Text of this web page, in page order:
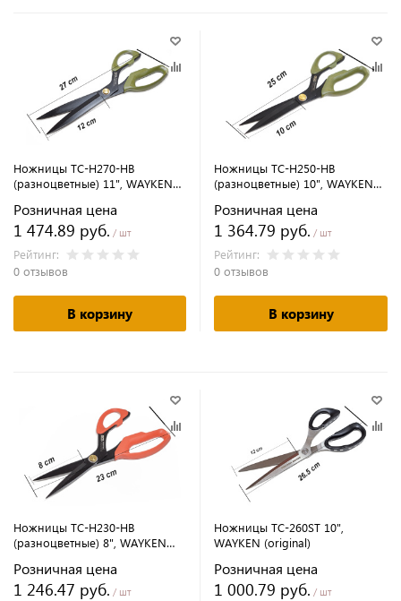
Ножницы TC-H270-HB
(разноцветные) 11", WAYKEN
Розничная цена
1 474.89 руб. / шт
Рейтинг:
0 отзывов
В корзину
Ножницы TC-H250-HB
(разноцветные) 10", WAYKEN
Розничная цена
1 364.79 руб. / шт
Рейтинг:
0 отзывов
В корзину
Ножницы TC-H230-HB
(разноцветные) 8", WAYKEN
Розничная цена
1 246.47 руб. / шт
Ножницы TC-260ST 10",
WAYKEN (original)
Розничная цена
1 000.79 руб. / шт